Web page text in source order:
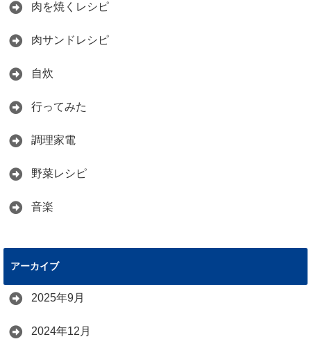
肉を焼くレシピ
肉サンドレシピ
自炊
行ってみた
調理家電
野菜レシピ
音楽
アーカイブ
2025年9月
2024年12月